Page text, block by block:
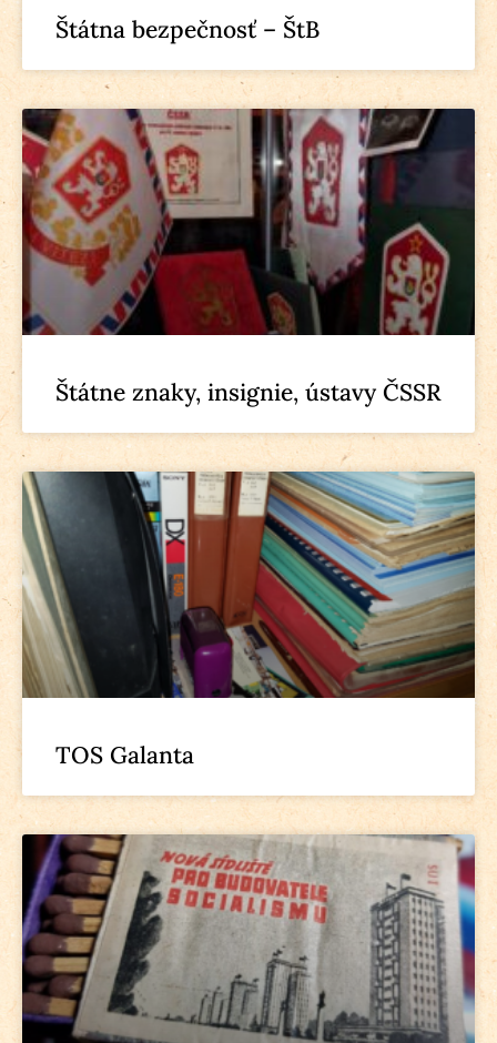
Štátna bezpečnosť – ŠtB
Štátne znaky, insignie, ústavy ČSSR
TOS Galanta